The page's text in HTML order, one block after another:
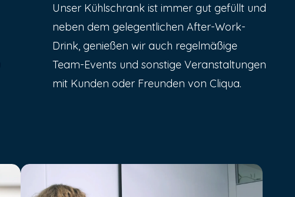
Unser Kühlschrank ist immer gut gefüllt und
neben dem gelegentlichen After-Work-
Drink, genießen wir auch regelmäßige
Team-Events und sonstige Veranstaltungen
mit Kunden oder Freunden von Cliqua.